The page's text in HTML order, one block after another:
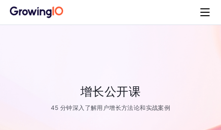
增长公开课
45 分钟深入了解用户增长方法论和实战案例